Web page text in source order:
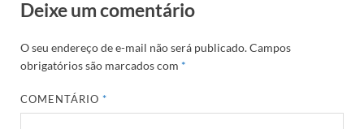
Deixe um comentário
O seu endereço de e-mail não será publicado.Campos
obrigatórios são marcados com *
COMENTÁRIO*